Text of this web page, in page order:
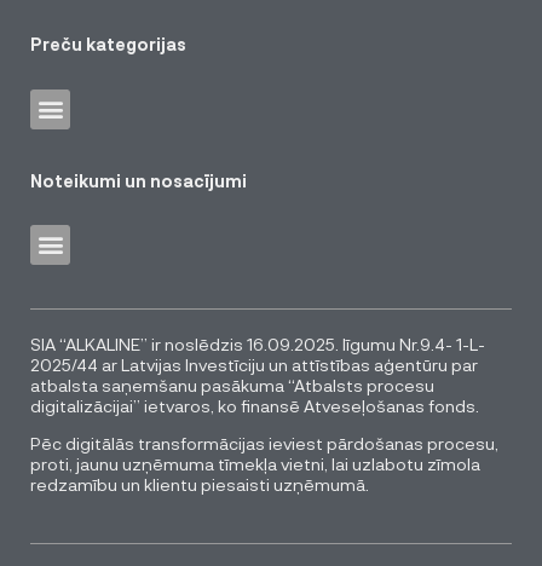
Preču kategorijas
Noteikumi un nosacījumi
SIA “ALKALINE” ir noslēdzis 16.09.2025. līgumu Nr.9.4- 1-L-
2025/44 ar Latvijas Investīciju un attīstības aģentūru par
atbalsta saņemšanu pasākuma “Atbalsts procesu
digitalizācijai” ietvaros, ko finansē Atveseļošanas fonds.
Pēc digitālās transformācijas ieviest pārdošanas procesu,
proti, jaunu uzņēmuma tīmekļa vietni, lai uzlabotu zīmola
redzamību un klientu piesaisti uzņēmumā.